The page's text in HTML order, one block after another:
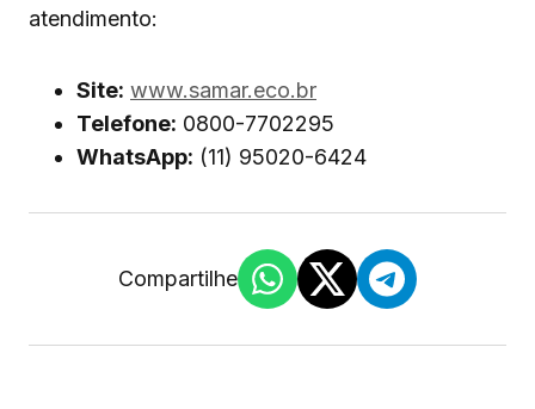
atendimento:
Site: www.samar.eco.br
Telefone: 0800-7702295
WhatsApp: (11) 95020-6424
Compartilhe